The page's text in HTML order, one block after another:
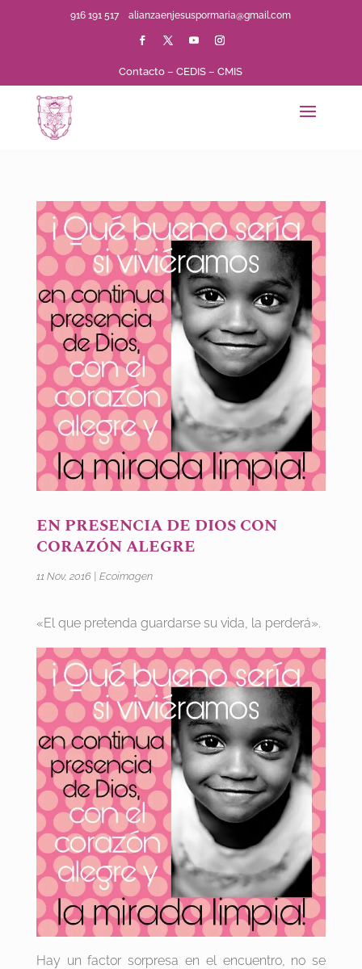
916 191 517alianzaenjesuspormaria@gmail.com
Contacto –CEDIS –CMIS
EN PRESENCIA DE DIOS CON
CORAZÓN ALEGRE
11 Nov, 2016| Ecoimagen
«El que pretenda guardarse su vida, la perderá».
Hay un factor sorpresa en el encuentro, no se